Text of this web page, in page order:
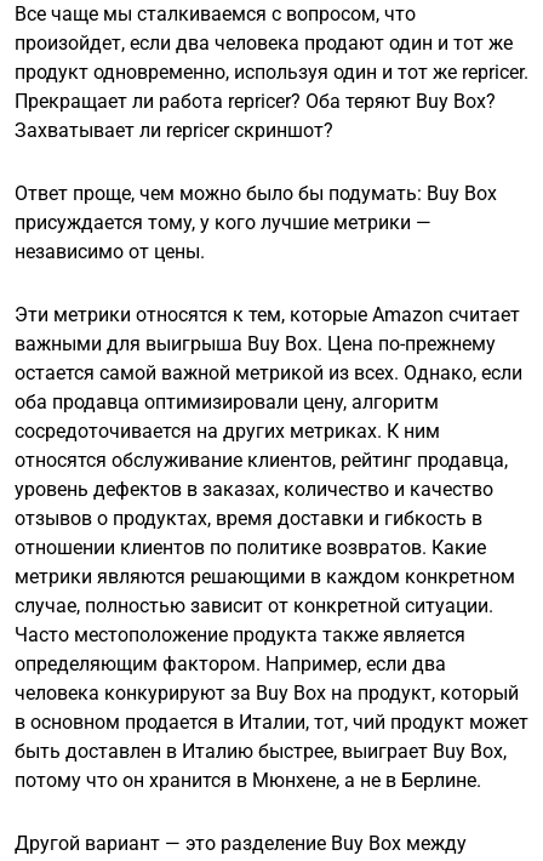
Все чаще мы сталкиваемся с вопросом, что
произойдет, если два человека продают один и тот же
продукт одновременно, используя один и тот же repricer.
Прекращает ли работа repricer? Оба теряют Buy Box?
Захватывает ли repricer скриншот?
Ответ проще, чем можно было бы подумать: Buy Box
присуждается тому, у кого лучшие метрики —
независимо от цены.
Эти метрики относятся к тем, которые Amazon считает
важными для выигрыша Buy Box. Цена по-прежнему
остается самой важной метрикой из всех. Однако, если
оба продавца оптимизировали цену, алгоритм
сосредоточивается на других метриках. К ним
относятся обслуживание клиентов, рейтинг продавца,
уровень дефектов в заказах, количество и качество
отзывов о продуктах, время доставки и гибкость в
отношении клиентов по политике возвратов. Какие
метрики являются решающими в каждом конкретном
случае, полностью зависит от конкретной ситуации.
Часто местоположение продукта также является
определяющим фактором. Например, если два
человека конкурируют за Buy Box на продукт, который
в основном продается в Италии, тот, чий продукт может
быть доставлен в Италию быстрее, выиграет Buy Box,
потому что он хранится в Мюнхене, а не в Берлине.
Другой вариант — это разделение Buy Box между